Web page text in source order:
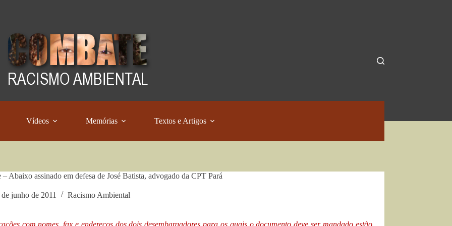
Vídeos Memórias Textos e Artigos
– Abaixo assinado em defesa de José Batista, advogado da CPT Pará
de junho de 2011 Racismo Ambiental
com nomes, fax e endereços dos dois desembargadores para os quais o documento deve ser mandado estão